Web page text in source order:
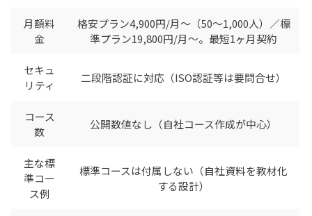
月額料
金
格安プラン4,900円/月〜（50〜1,000人）／標
準プラン19,800円/月〜。最短1ヶ月契約
セキュ
リティ
二段階認証に対応（ISO認証等は要問合せ）
コース
数
公開数値なし（自社コース作成が中心）
主な標
準コー
ス例
標準コースは付属しない（自社資料を教材化
する設計）